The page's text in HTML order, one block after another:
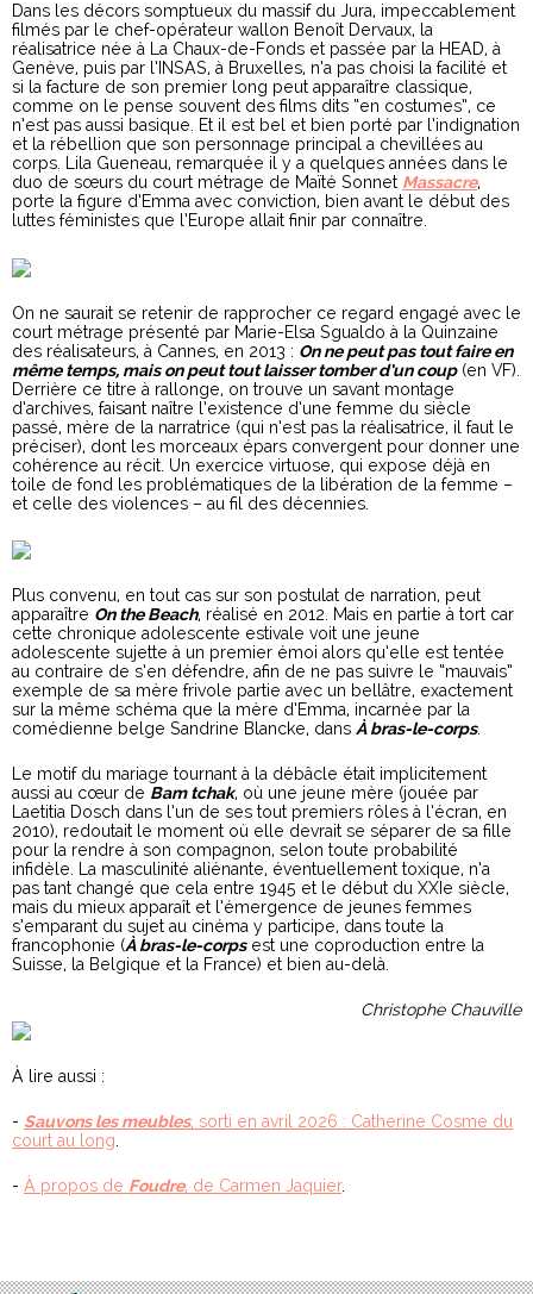
Dans les décors somptueux du massif du Jura, impeccablement
filmés par le chef-opérateur wallon Benoît Dervaux, la
réalisatrice née à La Chaux-de-Fonds et passée par la HEAD, à
Genève, puis par l’INSAS, à Bruxelles, n’a pas choisi la facilité et
si la facture de son premier long peut apparaître classique,
comme on le pense souvent des films dits “en costumes”, ce
n’est pas aussi basique. Et il est bel et bien porté par l’indignation
et la rébellion que son personnage principal a chevillées au
corps. Lila Gueneau, remarquée il y a quelques années dans le
duo de sœurs du court métrage de Maïté Sonnet Massacre,
porte la figure d’Emma avec conviction, bien avant le début des
luttes féministes que l’Europe allait finir par connaître.
On ne saurait se retenir de rapprocher ce regard engagé avec le
court métrage présenté par Marie-Elsa Sgualdo à la Quinzaine
des réalisateurs, à Cannes, en 2013 : On ne peut pas tout faire en
même temps, mais on peut tout laisser tomber d’un coup(en VF).
Derrière ce titre à rallonge, on trouve un savant montage
d’archives, faisant naître l’existence d’une femme du siècle
passé, mère de la narratrice (qui n’est pas la réalisatrice, il faut le
préciser), dont les morceaux épars convergent pour donner une
cohérence au récit. Un exercice virtuose, qui expose déjà en
toile de fond les problématiques de la libération de la femme –
et celle des violences – au fil des décennies.
Plus convenu, en tout cas sur son postulat de narration, peut
apparaître On the Beach, réalisé en 2012. Mais en partie à tort car
cette chronique adolescente estivale voit une jeune
adolescente sujette à un premier émoi alors qu’elle est tentée
au contraire de s’en défendre, afin de ne pas suivre le “mauvais”
exemple de sa mère frivole partie avec un bellâtre, exactement
sur la même schéma que la mère d’Emma, incarnée par la
comédienne belge Sandrine Blancke, dans À bras-le-corps.
Le motif du mariage tournant à la débâcle était implicitement
aussi au cœur de Bam tchak, où une jeune mère (jouée par
Laetitia Dosch dans l’un de ses tout premiers rôles à l’écran, en
2010), redoutait le moment où elle devrait se séparer de sa fille
pour la rendre à son compagnon, selon toute probabilité
infidèle. La masculinité aliénante, éventuellement toxique, n’a
pas tant changé que cela entre 1945 et le début du XXIe siècle,
mais du mieux apparaît et l’émergence de jeunes femmes
s’emparant du sujet au cinéma y participe, dans toute la
francophonie (Àbras-le-corpsest une coproduction entre la
Suisse, la Belgique et la France) et bien au-delà.
Christophe Chauville
À lire aussi :
- Sauvons les meubles, sorti en avril 2026 : Catherine Cosme du
court au long
- À propos de Foudre, de Carmen Jaquier.